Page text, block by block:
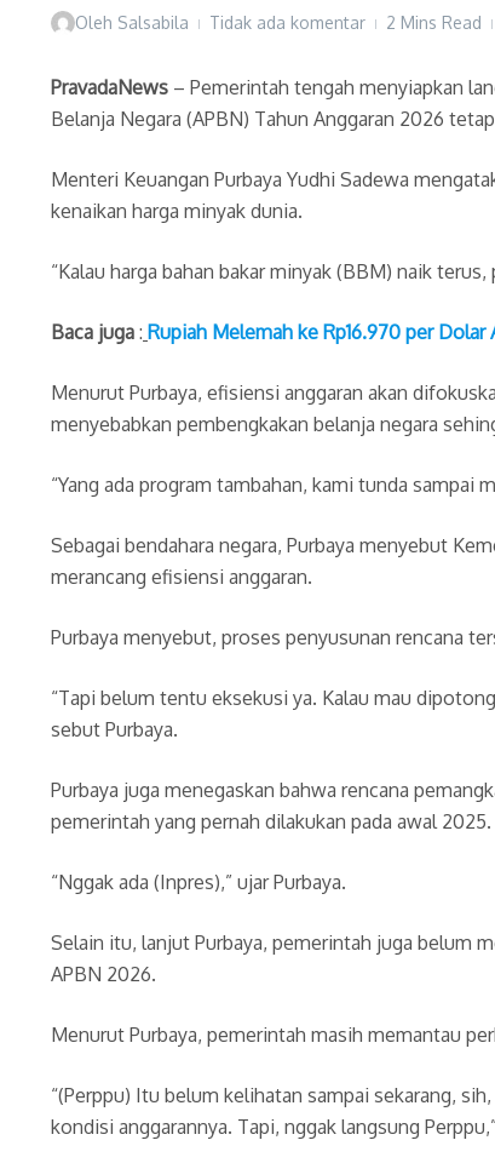
Oleh Salsabila Tidak ada komentar 2 Mins Read
PravadaNews – Pemerintah tengah menyiapkan
Belanja Negara (APBN) Tahun Anggaran 2026
Menteri Keuangan Purbaya Yudhi Sadewa
kenaikan harga minyak dunia.
“Kalau harga bahan bakar minyak (BBM) naik
Baca juga : Rupiah Melemah ke Rp16.970 per Dolar
Menurut Purbaya, efisiensi anggaran akan
menyebabkan pembengkakan belanja negara
“Yang ada program tambahan, kami tunda sampai
Sebagai bendahara negara, Purbaya menyebut
merancang efisiensi anggaran.
Purbaya menyebut, proses penyusunan rencana
“Tapi belum tentu eksekusi ya. Kalau mau
sebut Purbaya.
Purbaya juga menegaskan bahwa rencana
pemerintah yang pernah dilakukan pada awal 2025.
“Nggak ada (Inpres),” ujar Purbaya.
Selain itu, lanjut Purbaya, pemerintah juga belum
APBN 2026.
Menurut Purbaya, pemerintah masih memantau
“(Perppu) Itu belum kelihatan sampai sekarang,
kondisi anggarannya. Tapi, nggak langsung